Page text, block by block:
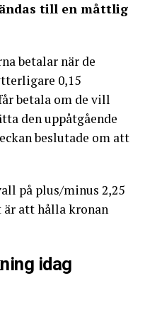
till en måttlig
betalar när de
0,15
betala om de vill
den uppåtgående
beslutade om att
på plus/minus 2,25
att hålla kronan
idag